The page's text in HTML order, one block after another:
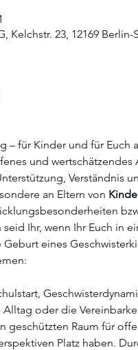
Kelchstr. 23, 12169 Berlin-
– für Kinder und für
und
Verständnis
an Eltern von
Ihr, wenn Ihr Euch in
eines
oder die
geschützten Raum für
Platz haben.